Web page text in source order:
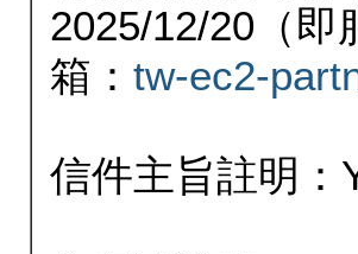
2025/12/20（即
箱： tw-ec2-
信件主旨註明：